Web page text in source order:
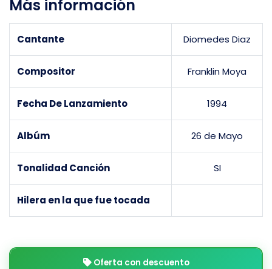
Más información
Cantante Diomedes Diaz
Compositor Franklin Moya
Fecha De Lanzamiento 1994
Albúm 26 de Mayo
Tonalidad Canción SI
Hilera en la que fue tocada
Oferta con descuento